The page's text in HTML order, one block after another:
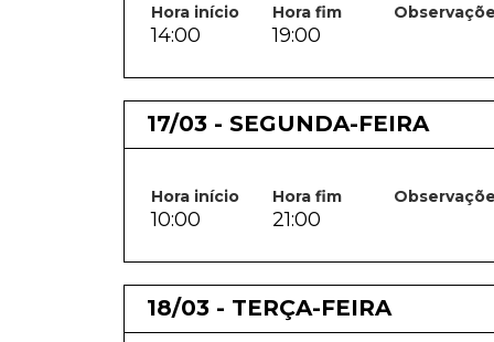
Hora início Hora fim
14:00 19:00
17/03 - SEGUNDA-FEIRA
Hora início Hora fim
10:00 21:00
18/03 - TERÇA-FEIRA